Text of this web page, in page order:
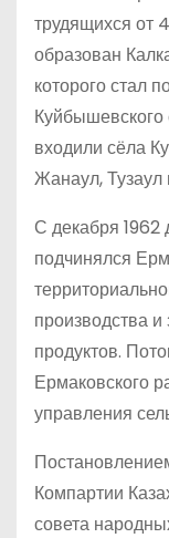
трудящихся от
образован
которого стал
Куйбышевского
входили сёла
Жанаул,
С декабря 1962
подчинялся
производства и
продуктов.
Ермаковского
управления
Компартии
совета